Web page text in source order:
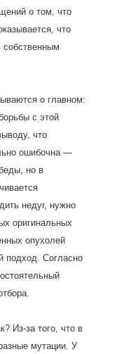
о том, что
что
собственным
о главном:
с этой
что
ошибочна —
но в
недуг, нужно
оригинальных
опухолей
подход. Согласно
Из-за того, что в
мутации. У